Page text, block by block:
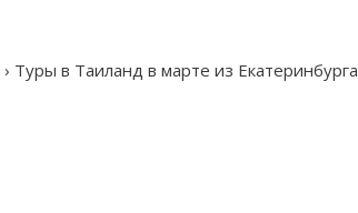
› Туры в Таиланд в марте из Екатеринбурга